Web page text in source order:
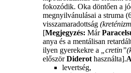
fokozódik. Oka döntően a
megnyilvánulásai a struma
visszamaradottság
[Megjegyzés: Már
anya és a mentálisan
ilyen gyerekekre a
„cretin”
előszörDiderot használta].
levertség,